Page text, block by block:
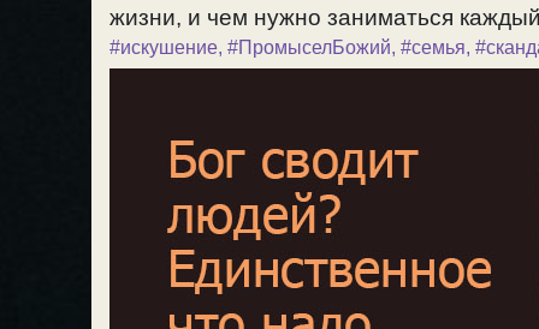
жизни, и чем нужно заниматься
#искушение, #ПромыселБожий, #семья,